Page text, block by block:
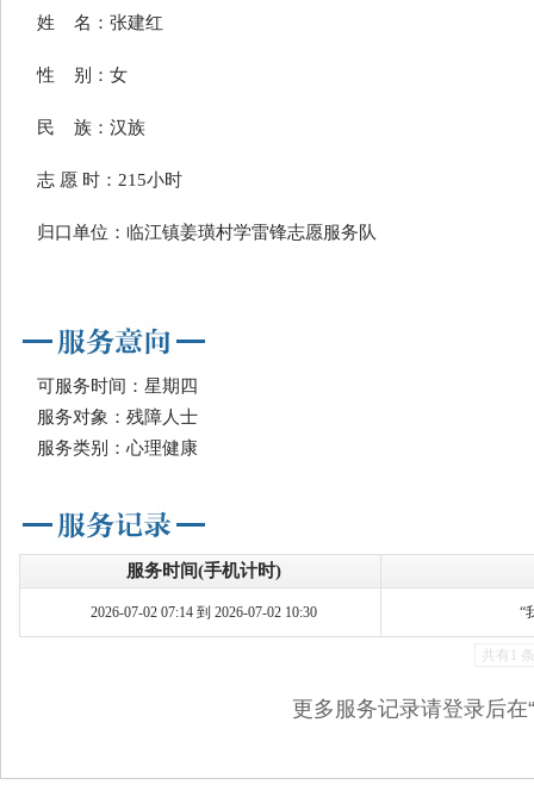
姓 名：张建红
性 别：女
民 族：汉族
志 愿 时：215小时
归口单位：临江镇姜璜村学雷锋志愿服务队
可服务时间：星期四
服务对象：残障人士
服务类别：心理健康